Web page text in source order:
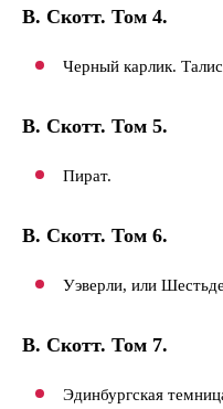
В. Скотт. Том 4.
Черный карлик.
В. Скотт. Том 5.
Пират.
В. Скотт. Том 6.
Уэверли, или
В. Скотт. Том 7.
Эдинбургская